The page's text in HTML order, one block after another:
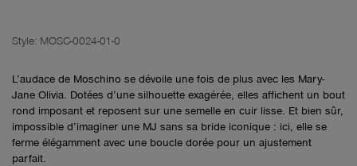
Style: MOSC-0024-01-0
L’audace de Moschino se dévoile une fois de plus avec les Mary-
Jane Olivia. Dotées d’une silhouette exagérée, elles affichent un bout
rond imposant et reposent sur une semelle en cuir lisse. Et bien sûr,
impossible d’imaginer une MJ sans sa bride iconique : ici, elle se
ferme élégamment avec une boucle dorée pour un ajustement
parfait.